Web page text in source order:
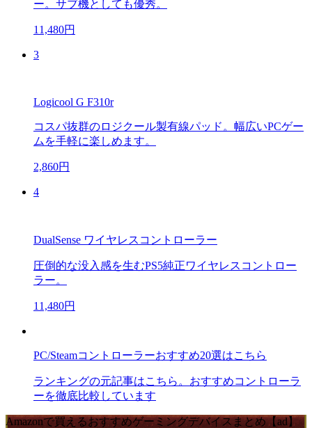
ー。サブ機としても優秀。
11,480円
3
Logicool G F310r
コスパ抜群のロジクール製有線パッド。幅広いPCゲー
ムを手軽に楽しめます。
2,860円
4
DualSense ワイヤレスコントローラー
圧倒的な没入感を生むPS5純正ワイヤレスコントロー
ラー。
11,480円
PC/Steamコントローラーおすすめ20選はこちら
ランキングの元記事はこちら。おすすめコントローラ
ーを徹底比較しています
Amazonで買えるおすすめゲーミングデバイスまとめ【ad】